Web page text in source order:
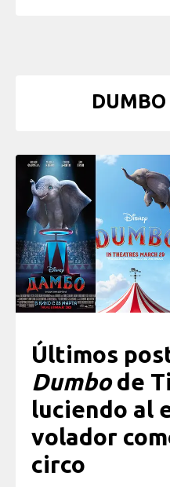
Últimos
Dumbode
luciendo al
volador
circo